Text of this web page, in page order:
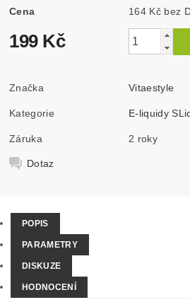
Cena 164 Kč
199 Kč
Značka Vitaestyle
Kategorie E-liquidy
Záruka 2 roky
Dotaz
POPIS
PARAMETRY
DISKUZE
HODNOCENÍ